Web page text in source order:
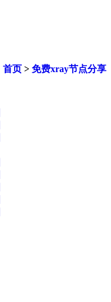
首页 > 免费xray节点分享